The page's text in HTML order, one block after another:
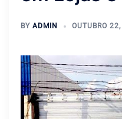
BY ADMIN OUTUBRO